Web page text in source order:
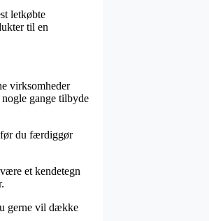
letkøbte
til en
virksomheder
gange tilbyde
før du færdiggør
et kendetegn
gerne vil dække